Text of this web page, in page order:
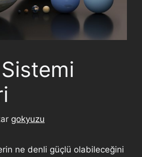
gokyuzu
ne denli güçlü olabileceğini